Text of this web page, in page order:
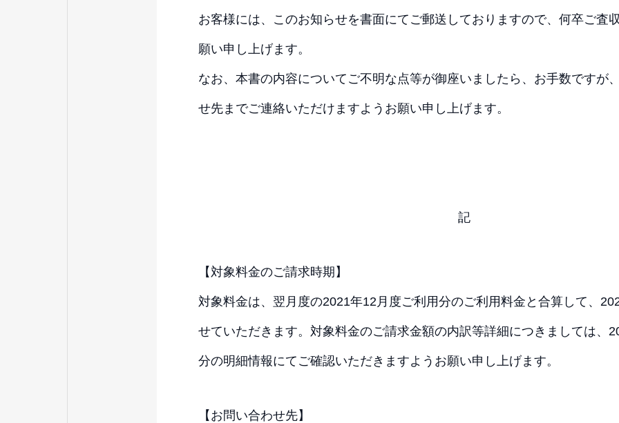
お客様には、このお知らせを書面にてご郵送しておりますので、何卒ご査
願い申し上げます。
なお、本書の内容についてご不明な点等が御座いましたら、お手数ですが
せ先までご連絡いただけますようお願い申し上げます。
記
【対象料金のご請求時期】
対象料金は、翌月度の2021年12月度ご利用分のご利用料金と合算して、
せていただきます。対象料金のご請求金額の内訳等詳細につきましては、
分の明細情報にてご確認いただきますようお願い申し上げます。
【お問い合わせ先】